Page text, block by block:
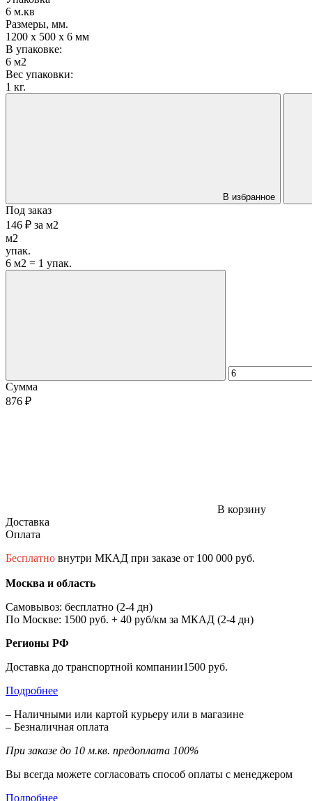
6 м.кв
Размеры, мм.
1200 х 500 х 6 мм
В упаковке:
6 м2
Вес упаковки:
1 кг.
В избранное
Под заказ
146 ₽ за м2
м2
упак.
6 м2 = 1 упак.
Сумма
876 ₽
В корзину
Доставка
Оплата
Бесплатно внутри МКАД при заказе от 100 000 руб.
Москва и область
Самовывоз: бесплатно (2-4 дн)
По Москве: 1500 руб. + 40 руб/км за МКАД (2-4 дн)
Регионы РФ
Доставка до транспортной компании1500 руб.
Подробнее
– Наличными или картой курьеру или в магазине
– Безналичная оплата
При заказе до 10 м.кв. предоплата 100%
Вы всегда можете согласовать способ оплаты с менеджером
Подробнее